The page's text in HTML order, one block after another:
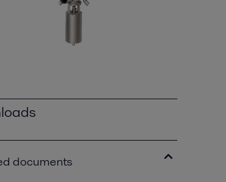
documents